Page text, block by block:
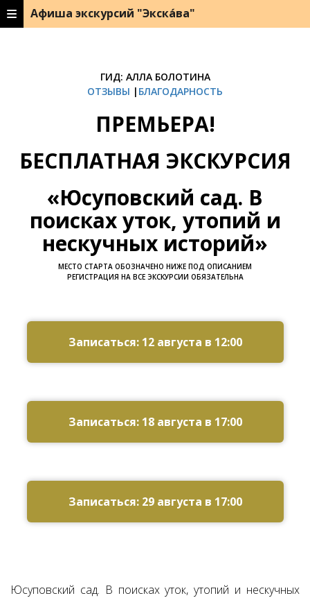
Афиша экскурсий "Экска́ва"
ГИД: АЛЛА БОЛОТИНА
ОТЗЫВЫ | БЛАГОДАРНОСТЬ
ПРЕМЬЕРА!
БЕСПЛАТНАЯ ЭКСКУРСИЯ
«Юсуповский сад. В
поисках уток, утопий и
нескучных историй»
МЕСТО СТАРТА ОБОЗНАЧЕНО НИЖЕ ПОД ОПИСАНИЕМ
РЕГИСТРАЦИЯ НА ВСЕ ЭКСКУРСИИ ОБЯЗАТЕЛЬНА
Ссылка на это место страницы:#zapis
Записаться: 12 августа в 12:00
Записаться: 18 августа в 17:00
Записаться: 29 августа в 17:00
Юсуповский сад. В поисках уток, утопий и нескучных